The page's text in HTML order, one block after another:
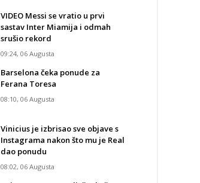
VIDEO Messi se vratio u prvi
sastav Inter Miamija i odmah
srušio rekord
09:24, 06 Augusta
Barselona čeka ponude za
Ferana Toresa
08:10, 06 Augusta
Vinicius je izbrisao sve objave s
Instagrama nakon što mu je Real
dao ponudu
08:02, 06 Augusta